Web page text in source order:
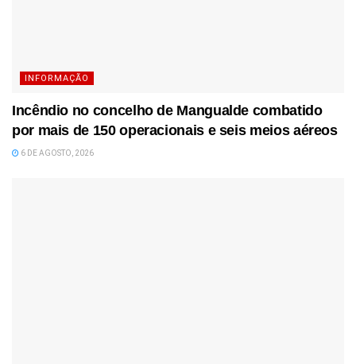
INFORMAÇÃO
Incêndio no concelho de Mangualde combatido
por mais de 150 operacionais e seis meios aéreos
6 DE AGOSTO, 2026